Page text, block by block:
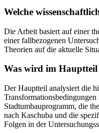
Welche
Die Arbeit basiert auf einer
einer fallbezogenen
Theorien auf die aktuelle
Was wird im Hauptteil
Der Hauptteil analysiert die
Stadtumbauprogramm, die
nach Kaschuba und die
Folgen in der